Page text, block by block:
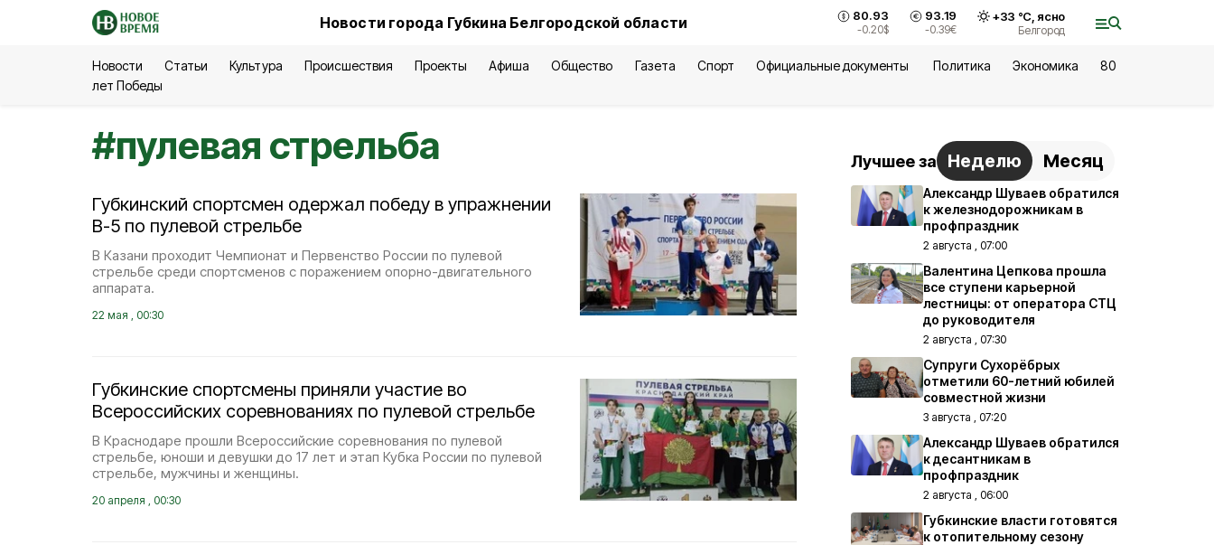
Новости города Губкина Белгородской области 80.93
-0.20$
93.19
-0.39€
+33 °С, ясно
Белгород
Новости Статьи Культура Происшествия Проекты Афиша Общество Газета Спорт Официальные документы Политика Экономика
80
лет Победы
#пулевая стрельба
Губкинский спортсмен одержал победу в упражнении
В-5 по пулевой стрельбе
В Казани проходит Чемпионат и Первенство России по пулевой
стрельбе среди спортсменов с поражением опорно-двигательного
аппарата.
22 мая , 00:30
Губкинские спортсмены приняли участие во
Всероссийских соревнованиях по пулевой стрельбе
В Краснодаре прошли Всероссийские соревнования по пулевой
стрельбе, юноши и девушки до 17 лет и этап Кубка России по пулевой
стрельбе, мужчины и женщины.
20 апреля , 00:30
Лучшее за Неделю Месяц
Александр Шуваев обратился
к железнодорожникам в
профпраздник
2 августа , 07:00
Валентина Цепкова прошла
все ступени карьерной
лестницы: от оператора СТЦ
до руководителя
2 августа , 07:30
Супруги Сухорёбрых
отметили 60-летний юбилей
совместной жизни
3 августа , 07:20
Александр Шуваев обратился
к десантникам в
профпраздник
2 августа , 06:00
Губкинские власти готовятся
к отопительному сезону